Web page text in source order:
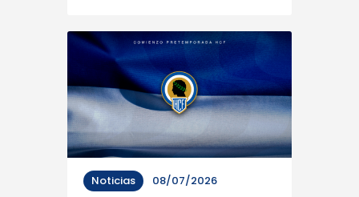
Noticias 08/07/2026